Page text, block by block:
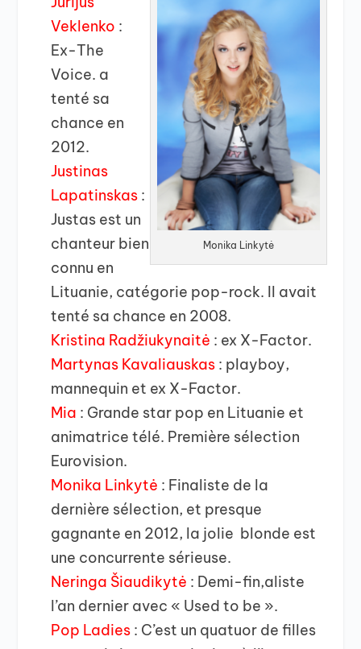
Monika Linkytė
Veklenko :
Ex-The
Voice. a
tenté sa
chance en
2012.
Justinas
Lapatinskas:
Justas est un
chanteur bien
connu en
Lituanie, catégorie pop-rock. Il avait
tenté sa chance en 2008.
Kristina Radžiukynaitė : ex X-Factor.
Martynas Kavaliauskas: playboy,
mannequin et ex X-Factor.
Mia : Grande star pop en Lituanie et
animatrice télé. Première sélection
Eurovision.
Monika Linkytė : Finaliste de la
dernière sélection, et presque
gagnante en 2012, la jolie blonde est
une concurrente sérieuse.
Neringa Šiaudikytė : Demi-fin,aliste
l’an dernier avec « Used to be ».
Pop Ladies : C’est un quatuor de filles